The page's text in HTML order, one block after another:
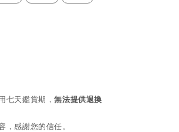
七天鑑賞期，無法提供退換
，感謝您的信任。